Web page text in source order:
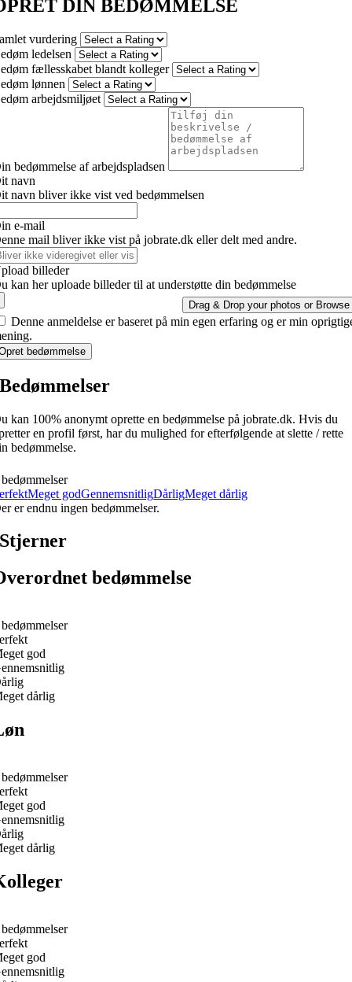
DIN BEDØMMELSE
vurdering
ledelsen
fællesskabet blandt kolleger
lønnen
arbejdsmiljøet
bedømmelse af arbejdspladsen
navn
navn bliver ikke vist ved bedømmelsen
e-mail
mail bliver ikke vist på jobrate.dk eller delt med andre.
billeder
kan her uploade billeder til at understøtte din bedømmelse
Drag & Drop your photos or Browse
Denne anmeldelse er baseret på min egen erfaring og er min
bedømmelse
Bedømmelser
kan 100% anonymt oprette en bedømmelse på jobrate.dk. Hvis du
en profil først, har du mulighed for efterfølgende at slette / rette
bedømmelse.
Meget godGennemsnitligDårligMeget dårlig
er endnu ingen bedømmelser.
Stjerner
bedømmelse
god
dårlig
god
dårlig
god